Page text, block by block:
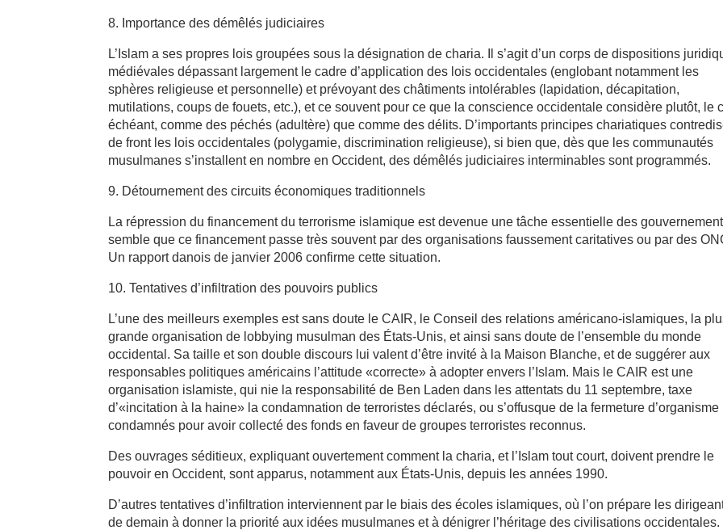
8. Importance des démêlés judiciaires
L’Islam a ses propres lois groupées sous la désignation de charia. Il s’agit d’un corps de dispositions
médiévales dépassant largement le cadre d’application des lois occidentales (englobant notamment les
sphères religieuse et personnelle) et prévoyant des châtiments intolérables (lapidation, décapitation,
mutilations, coups de fouets, etc.), et ce souvent pour ce que la conscience occidentale considère plutôt, le
échéant, comme des péchés (adultère) que comme des délits. D’importants principes chariatiques
de front les lois occidentales (polygamie, discrimination religieuse), si bien que, dès que les communautés
musulmanes s’installent en nombre en Occident, des démêlés judiciaires interminables sont programmés.
9. Détournement des circuits économiques traditionnels
La répression du financement du terrorisme islamique est devenue une tâche essentielle des
semble que ce financement passe très souvent par des organisations faussement caritatives ou par des
Un rapport danois de janvier 2006 confirme cette situation.
10. Tentatives d’infiltration des pouvoirs publics
L’une des meilleurs exemples est sans doute le CAIR, le Conseil des relations américano-islamiques, la
grande organisation de lobbying musulman des États-Unis, et ainsi sans doute de l’ensemble du monde
occidental. Sa taille et son double discours lui valent d’être invité à la Maison Blanche, et de suggérer aux
responsables politiques américains l’attitude «correcte» à adopter envers l’Islam. Mais le CAIR est une
organisation islamiste, qui nie la responsabilité de Ben Laden dans les attentats du 11 septembre, taxe
d’«incitation à la haine» la condamnation de terroristes déclarés, ou s’offusque de la fermeture d’organisme
condamnés pour avoir collecté des fonds en faveur de groupes terroristes reconnus.
Des ouvrages séditieux, expliquant ouvertement comment la charia, et l’Islam tout court, doivent prendre le
pouvoir en Occident, sont apparus, notamment aux États-Unis, depuis les années 1990.
D’autres tentatives d’infiltration interviennent par le biais des écoles islamiques, où l’on prépare les
de demain à donner la priorité aux idées musulmanes et à dénigrer l’héritage des civilisations occidentales.